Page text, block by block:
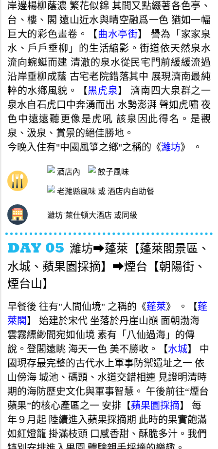
岸邊楊柳蔭濃 繁花似錦 其間又點綴著各色亭、
台、樓、閣 遠山近水與晴空融爲一色 猶如一幅
巨大的彩色畫卷。【 曲水亭街】 譽為「家家泉
水、戶戶垂柳」的生活縮影。街道依天然泉水
流向蜿蜒而建 清澈的泉水從民宅門前緩緩流過
沿岸垂柳成蔭 古宅老院錯落其中 展現濟南最純
粹的水鄕風貌。【黑虎泉】 濟南四大泉群之一
泉水自石虎口中奔湧而出 水勢澎湃 聲如虎嘯 夜
色中遠遠聽更像是虎吼 該泉因此得名。是觀
泉、汲泉、賞景的絕佳勝地。
今晚入住有"中國風箏之鄕"之稱的《濰坊》 。
酒店內 餃子風味
老濰縣風味 或 酒店内自助餐
濰坊˙萊仕頓大酒店 或同級
濰坊➡蓬萊【蓬萊閣景區、
水城、蘋果園採摘】➡煙台【朝陽街、
煙台山】
早餐後 往有"人間仙境" 之稱的《蓬萊》 。【蓬
萊閣 】 始建於宋代 坐落於丹崖山巔 面朝渤海
雲霧縹緲間宛如仙境 素有「八仙過海」的傳
說。登閣遠眺 海天一色 美不勝收。【水城】 中
國現存最完整的古代水上軍事防禦遺址之一 依
山傍海 城池、碼頭、水道交錯相連 見證明清時
期的海防歷史文化與軍事智慧。 午後前往“煙台
蘋果”的核心產區之一 安排【蘋果園採摘】 每
年９月起 陸續進入蘋果採摘期 此時的果實飽滿
如紅燈籠 掛滿枝頭 口感香甜、酥脆多汁。我們